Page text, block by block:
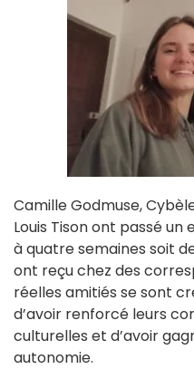
Camille Godmuse,
Louis Tison ont passé
à quatre semaines soit
ont reçu chez des
réelles amitiés se sont
d’avoir renforcé leurs
culturelles et d’avoir
autonomie.